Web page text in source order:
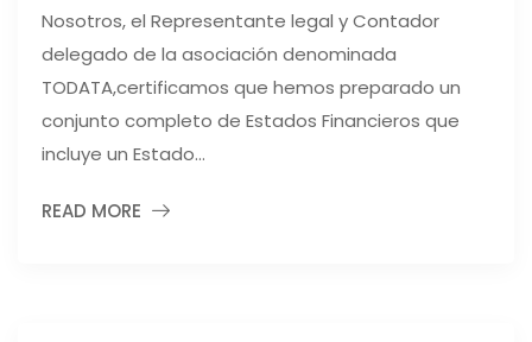
Nosotros, el Representante legal y Contador
delegado de la asociación denominada
TODATA,certificamos que hemos preparado un
conjunto completo de Estados Financieros que
incluye un Estado...
READ MORE